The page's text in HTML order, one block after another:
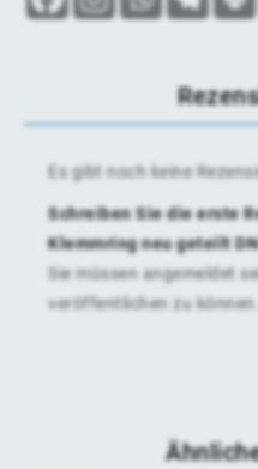
Es gibt noch keine
Schreiben Sie die erste
Klemmring neu geteilt
Sie müssen angemeldet
veröffentlichen zu können.